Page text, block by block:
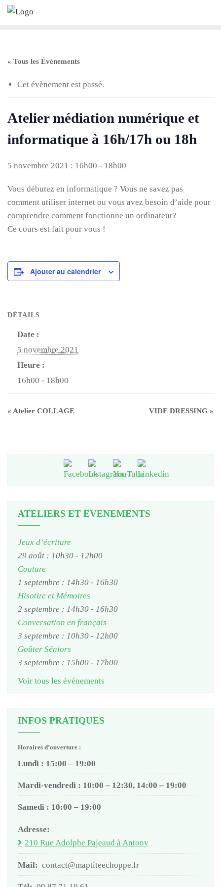
Skip
« Tous les Évènements
Cet évènement est passé.
Atelier médiation numérique et
informatique à 16h/17h ou 18h
5 novembre 2021 : 16h00 - 18h00
Vous débutez en informatique ? Vous ne savez pas
comment utiliser internet ou vous avez besoin d’aide pour
comprendre comment fonctionne un ordinateur?
Ce cours est fait pour vous !
Ajouter au calendrier
DÉTAILS
Date :
5 novembre 2021
Heure :
16h00 - 18h00
« Atelier COLLAGE VIDE DRESSING »
ATELIERS ET EVENEMENTS
Jeux d’écriture
29 août : 10h30 - 12h00
Couture
1 septembre : 14h30 - 16h30
Hisotire et Mémoires
2 septembre : 14h30 - 16h30
Conversation en français
3 septembre : 10h30 - 12h00
Goûter Séniors
3 septembre : 15h00 - 17h00
Voir tous les événements
INFOS PRATIQUES
Horaires d’ouverture :
Lundi : 15:00 – 19:00
Mardi-vendredi : 10:00 – 12:30, 14:00 – 19:00
Samedi : 10:00 – 19:00
Adresse:
210 Rue Adolphe Pajeaud à Antony
Mail: contact@maptiteechoppe.fr